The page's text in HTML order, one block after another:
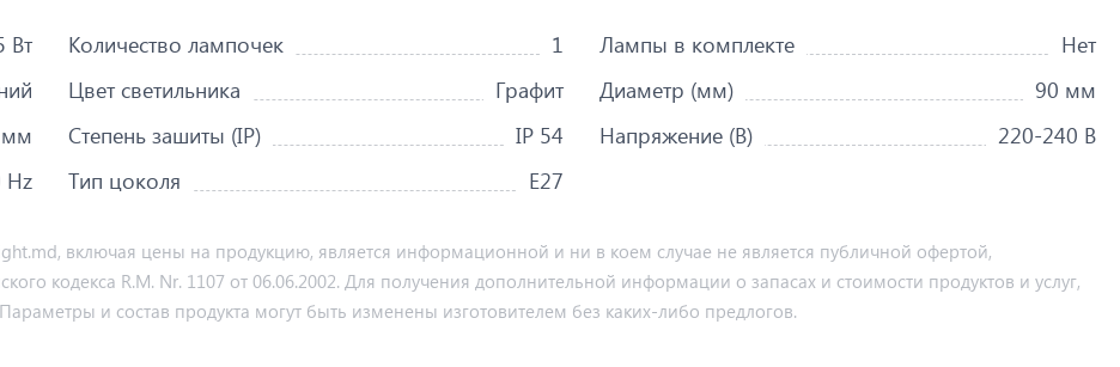
Вт Количество лампочек 1 Лампы в комплекте
Нет
Цвет светильника Графит Диаметр (мм)
90 мм
Степень зашиты (IP) IP 54 Напряжение (В)
220-240 В
Тип цоколя Е27
включая цены на продукцию, является информационной и ни в коем случае не является публичной офертой,
кодекса R.M. Nr. 1107 от 06.06.2002. Для получения дополнительной информации о запасах и стоимости продуктов и услуг,
и состав продукта могут быть изменены изготовителем без каких-либо предлогов.